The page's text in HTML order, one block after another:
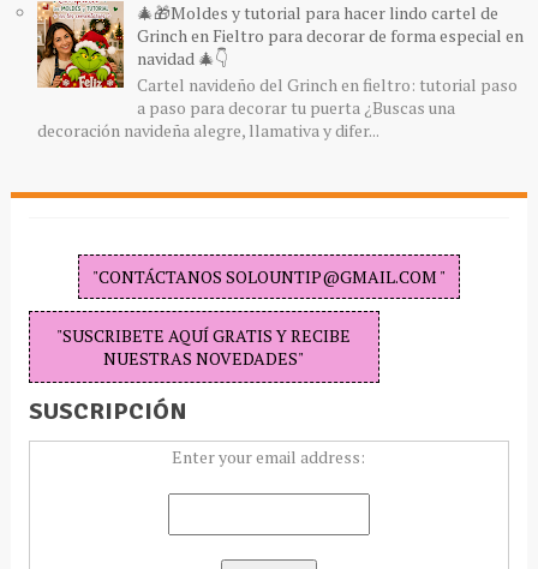
🎄🎁Moldes y tutorial para hacer lindo cartel de
Grinch en Fieltro para decorar de forma especial en
navidad 🎄👇
Cartel navideño del Grinch en fieltro: tutorial paso
a paso para decorar tu puerta ¿Buscas una
decoración navideña alegre, llamativa y difer...
"CONTÁCTANOS SOLOUNTIP@GMAIL.COM "
"SUSCRIBETE AQUÍ GRATIS Y RECIBE
NUESTRAS NOVEDADES"
SUSCRIPCIÓN
Enter your email address: